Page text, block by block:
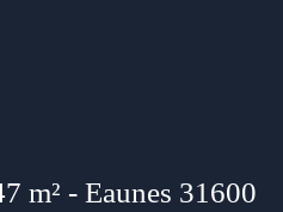
m² - Eaunes 31600